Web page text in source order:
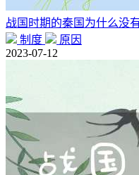
战国时期的秦国为什么没
制度
原因
2023-07-12